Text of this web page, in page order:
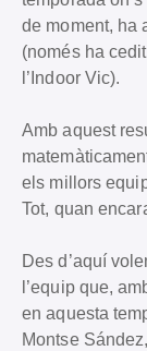
de moment, ha
(només ha
l’Indoor Vic).
Amb aquest
els millors
Tot, quan
Des d’aquí
l’equip que,
en aquesta
Montse